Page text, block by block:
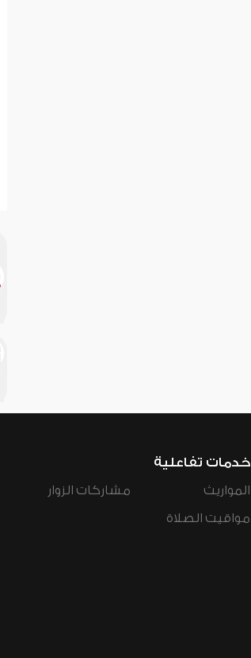
خدمات تفاعلية
المواريث
مواقيت الصلاة
مشاركات الزوار